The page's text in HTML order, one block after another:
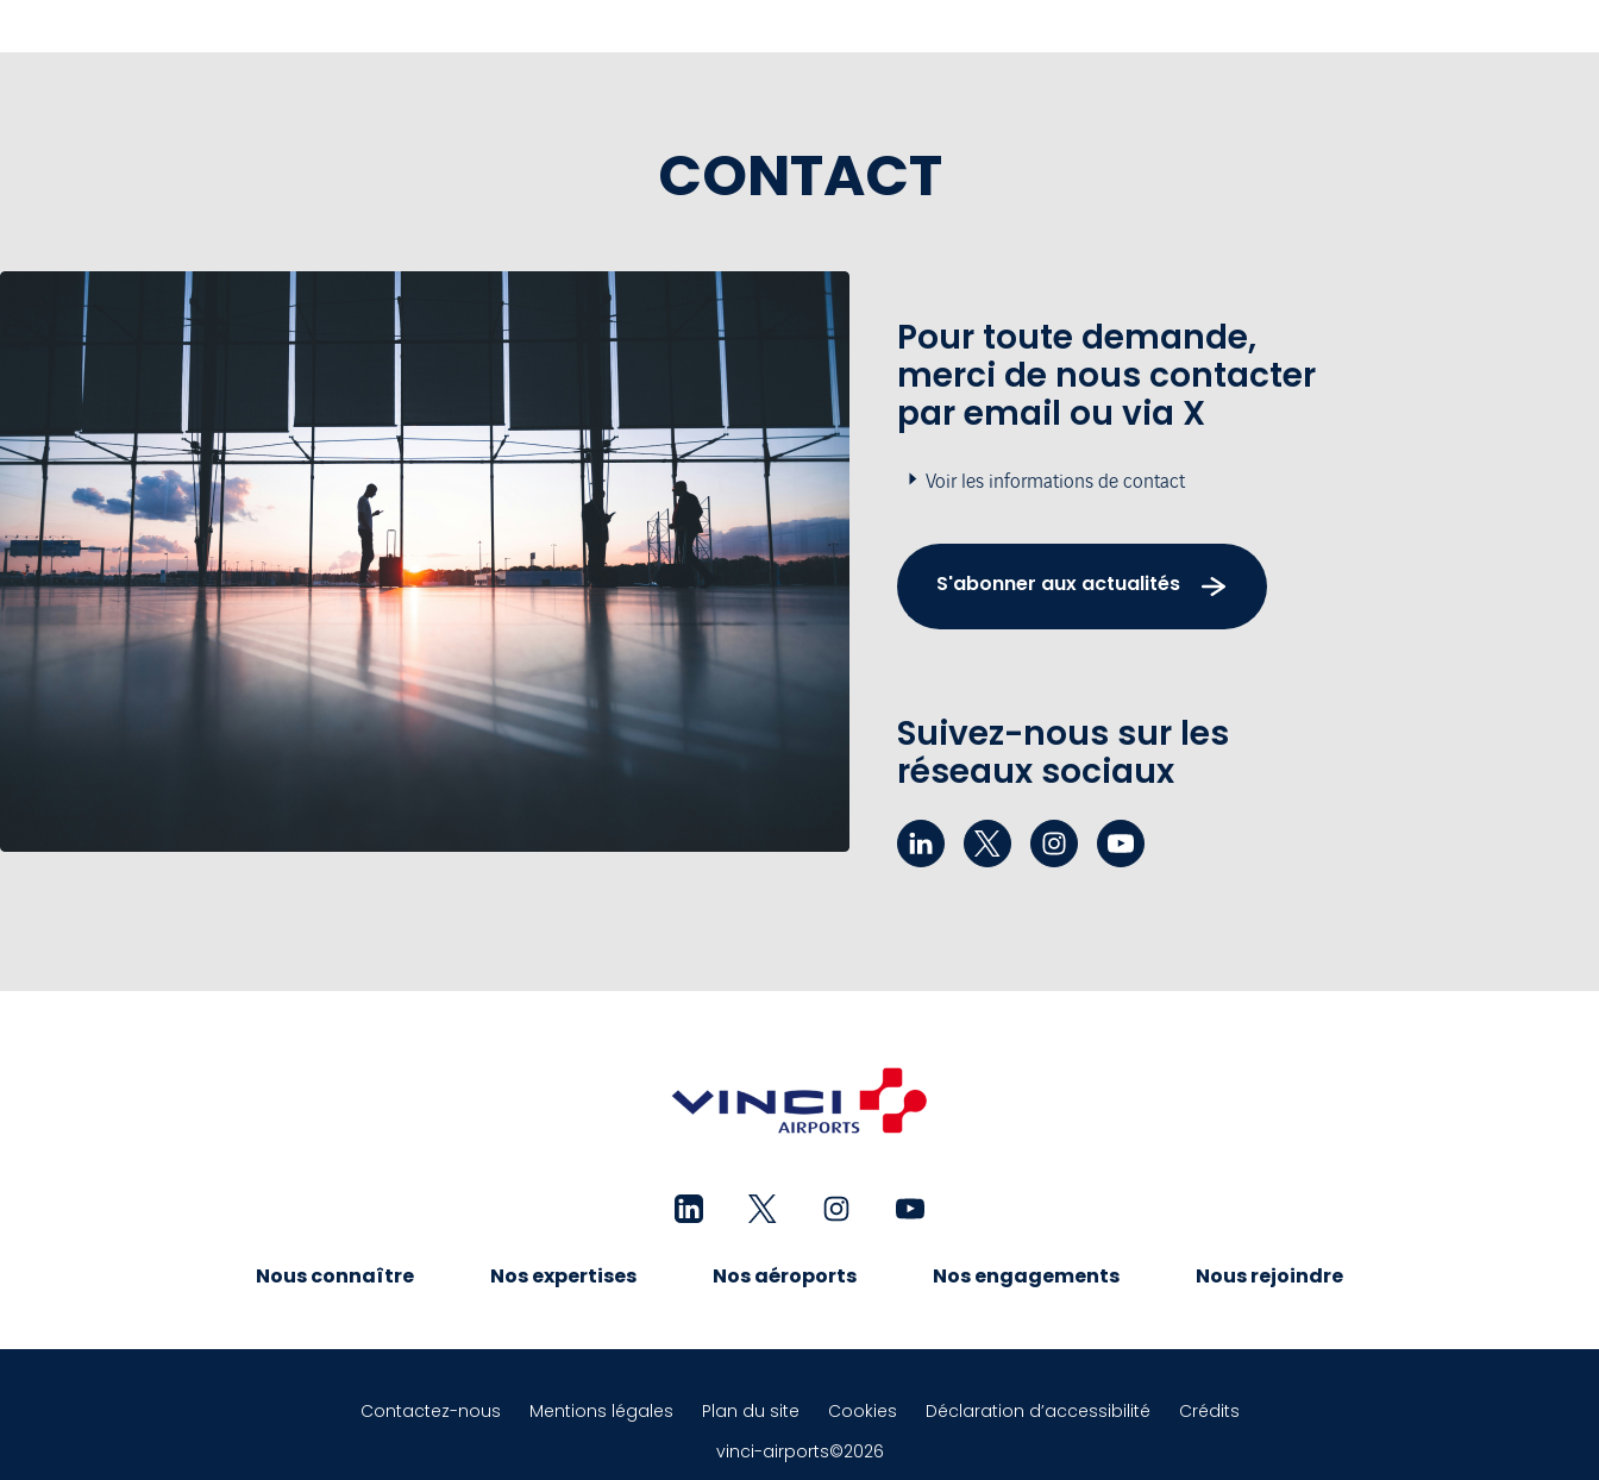
CONTACT
Pour toute demande,
merci de nous contacter
par email ou via X
Voir les informations de contact
S'abonner aux actualités
Suivez-nous sur les
réseaux sociaux
Nous connaître Nos expertises Nos aéroports Nos engagements Nous rejoindre
Contactez-nous Mentions légales Plan du site Cookies Déclaration d’accessibilité
Crédits
vinci-airports©2026